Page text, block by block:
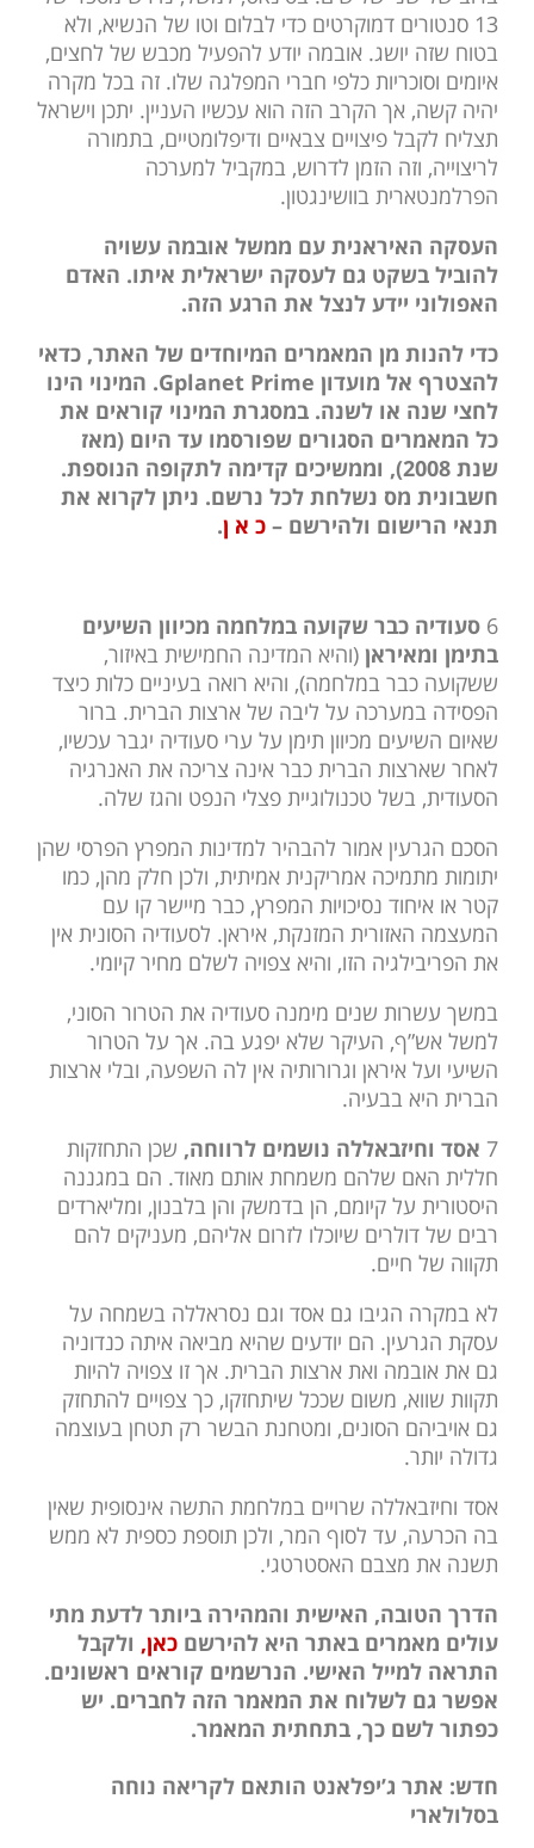
13 סנטורים דמוקרטים כדי לבלום וטו של הנשיא, ולא
בטוח שזה יושג. אובמה יודע להפעיל מכבש של לחצים,
איומים וסוכריות כלפי חברי המפלגה שלו. זה בכל מקרה
יהיה קשה, אך הקרב הזה הוא עכשיו העניין. יתכן וישראל
תצליח לקבל פיצויים צבאיים ודיפלומטיים, בתמורה
לריצוייה, וזה הזמן לדרוש, במקביל למערכה
הפרלמנטארית בוושינגטון.
העסקה האיראנית עם ממשל אובמה עשויה
להוביל בשקט גם לעסקה ישראלית איתו. האדם
האפולוני יידע לנצל את הרגע הזה.
כדי להנות מן המאמרים המיוחדים של האתר, כדאי
להצטרף אל מועדון Gplanet Prime. המינוי הינו
לחצי שנה או לשנה. במסגרת המינוי קוראים את
כל המאמרים הסגורים שפורסמו עד היום (מאז
שנת 2008), וממשיכים קדימה לתקופה הנוספת.
חשבונית מס נשלחת לכל נרשם. ניתן לקרוא את
תנאי הרישום ולהירשם – כ א ן.
6 סעודיה כבר שקועה במלחמה מכיוון השיעים
בתימן ומאיראן (והיא המדינה החמישית באיזור,
ששקועה כבר במלחמה), והיא רואה בעיניים כלות כיצד
הפסידה במערכה על ליבה של ארצות הברית. ברור
שאיום השיעים מכיוון תימן על ערי סעודיה יגבר עכשיו,
לאחר שארצות הברית כבר אינה צריכה את האנרגיה
הסעודית, בשל טכנולוגיית פצלי הנפט והגז שלה.
הסכם הגרעין אמור להבהיר למדינות המפרץ הפרסי שהן
יתומות מתמיכה אמריקנית אמיתית, ולכן חלק מהן, כמו
קטר או איחוד נסיכויות המפרץ, כבר מיישר קו עם
המעצמה האזורית המזנקת, איראן. לסעודיה הסונית אין
את הפריבילגיה הזו, והיא צפויה לשלם מחיר קיומי.
במשך עשרות שנים מימנה סעודיה את הטרור הסוני,
למשל אש”ף, העיקר שלא יפגע בה. אך על הטרור
השיעי ועל איראן וגרורותיה אין לה השפעה, ובלי ארצות
הברית היא בבעיה.
7 אסד וחיזבאללה נושמים לרווחה, שכן התחזקות
חללית האם שלהם משמחת אותם מאוד. הם במגננה
היסטורית על קיומם, הן בדמשק והן בלבנון, ומליארדים
רבים של דולרים שיוכלו לזרום אליהם, מעניקים להם
תקווה של חיים.
לא במקרה הגיבו גם אסד וגם נסראללה בשמחה על
עסקת הגרעין. הם יודעים שהיא מביאה איתה כנדוניה
גם את אובמה ואת ארצות הברית. אך זו צפויה להיות
תקוות שווא, משום שככל שיתחזקו, כך צפויים להתחזק
גם אויביהם הסונים, ומטחנת הבשר רק תטחן בעוצמה
גדולה יותר.
אסד וחיזבאללה שרויים במלחמת התשה אינסופית שאין
בה הכרעה, עד לסוף המר, ולכן תוספת כספית לא ממש
תשנה את מצבם האסטרטגי.
הדרך הטובה, האישית והמהירה ביותר לדעת מתי
עולים מאמרים באתר היא להירשם כאן, ולקבל
התראה למייל האישי. הנרשמים קוראים ראשונים.
אפשר גם לשלוח את המאמר הזה לחברים. יש
כפתור לשם כך, בתחתית המאמר.
חדש: אתר ג’יפלאנט הותאם לקריאה נוחה
בסלולארי